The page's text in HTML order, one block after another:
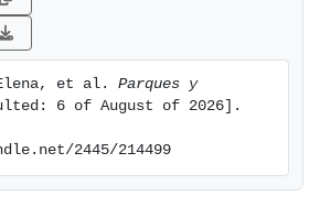
Elena, et al. Parques y
6 of August of 2026].
2445/214499